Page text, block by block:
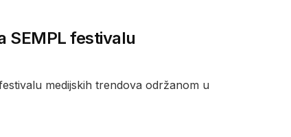
SEMPL festivalu
medijskih trendova održanom u